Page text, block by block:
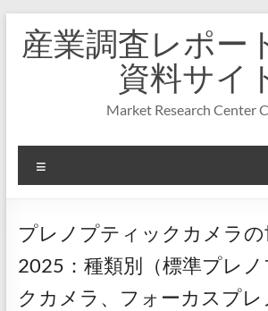
キ
プ
産業調査レポー
資料サイ
Market Research Center
ニ
ー
プレノプティックカメラの
2025：種類別（標準プレ
クカメラ、フォーカスプレ